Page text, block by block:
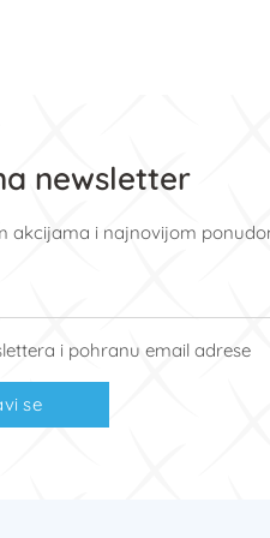
newsletter
akcijama i najnovijom
i pohranu email adrese
se